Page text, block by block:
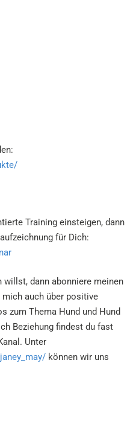
Training einsteigen, dann
für Dich:
willst, dann abonniere meinen
auch über positive
zum Thema Hund und Hund
Beziehung findest du fast
Unter
können wir uns